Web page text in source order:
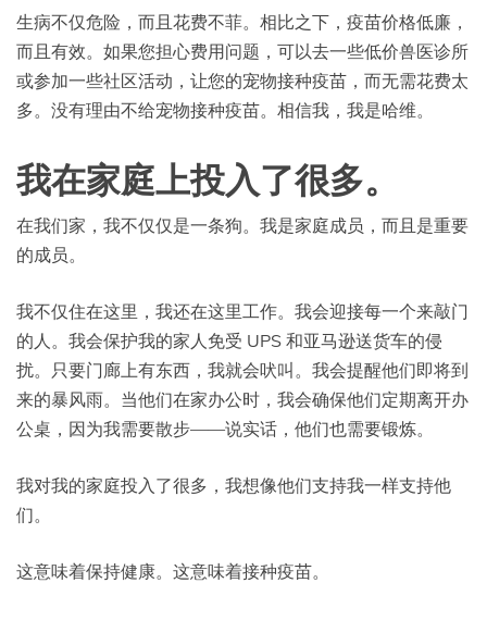
生病不仅危险，而且花费不菲。相比之下，疫苗价格低廉，
而且有效。如果您担心费用问题，可以去一些低价兽医诊所
或参加一些社区活动，让您的宠物接种疫苗，而无需花费太
多。没有理由不给宠物接种疫苗。相信我，我是哈维。
我在家庭上投入了很多。
在我们家，我不仅仅是一条狗。我是家庭成员，而且是重要
的成员。
我不仅住在这里，我还在这里工作。我会迎接每一个来敲门
的人。我会保护我的家人免受 UPS 和亚马逊送货车的侵
扰。只要门廊上有东西，我就会吠叫。我会提醒他们即将到
来的暴风雨。当他们在家办公时，我会确保他们定期离开办
公桌，因为我需要散步——说实话，他们也需要锻炼。
我对我的家庭投入了很多，我想像他们支持我一样支持他
们。
这意味着保持健康。这意味着接种疫苗。